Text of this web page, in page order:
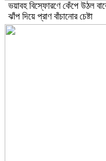
ভয়াবহ বিস্ফোরণে কেঁপে উঠল
ঝাঁপ দিয়ে প্রাণ বাঁচানোর চেষ্টা